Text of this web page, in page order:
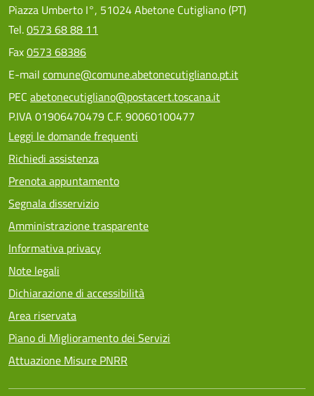
Piazza Umberto I°, 51024 Abetone Cutigliano (PT)
Tel.0573 68 88 11
Fax0573 68386
E-mail comune@comune.abetonecutigliano.pt.it
PEC abetonecutigliano@postacert.toscana.it
P.IVA 01906470479 C.F. 90060100477
Leggi le domande frequenti
Richiedi assistenza
Prenota appuntamento
Segnala disservizio
Amministrazione trasparente
Informativa privacy
Note legali
Dichiarazione di accessibilità
Area riservata
Piano di Miglioramento dei Servizi
Attuazione Misure PNRR